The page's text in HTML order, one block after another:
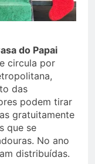
do Papai
circula por
das
podem tirar
gratuitamente
que se
No ano
distribuídas.